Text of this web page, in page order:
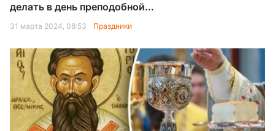
делать в день преподобной...
31 марта 2024, 08:53 Праздники